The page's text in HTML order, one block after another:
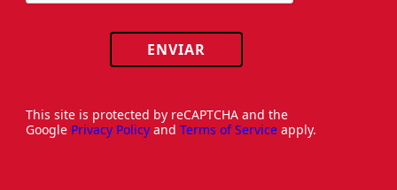
ENVIAR
This site is protected by reCAPTCHA and the
Google Privacy Policy and Terms of Service apply.